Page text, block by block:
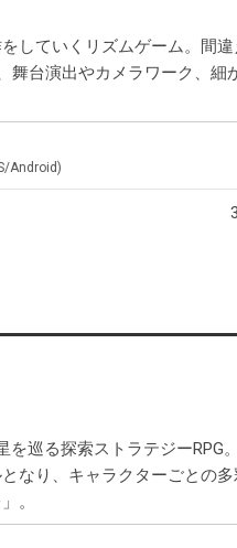
していくリズムゲーム。間
舞台演出やカメラワーク、細
Android
3
巡る探索ストラテジーRPG
なり、キャラクターごとの
。